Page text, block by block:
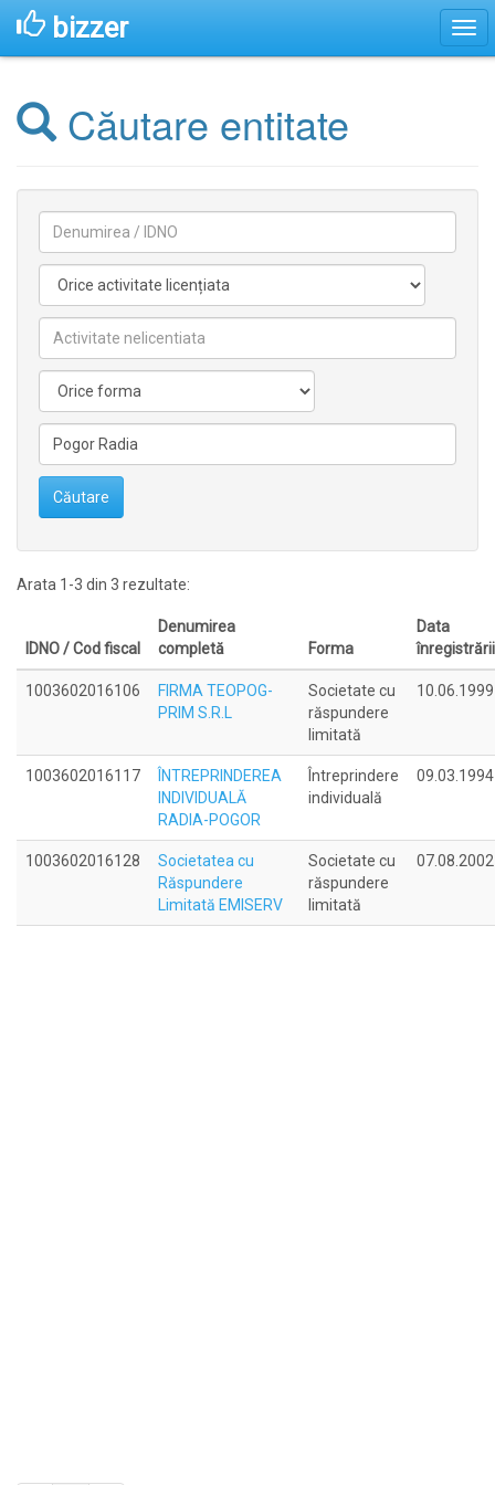
bizzer
Căutare entitate
licentiata
nelicentiata
Căutare
Arata 1-3 din 3 rezultate:
IDNO / Cod fiscal
Denumirea
completă
Forma
Data
înregistrării
1003602016106
FIRMA TEOPOG-
PRIM S.R.L
Societate cu
răspundere
limitată
10.06.1999
1003602016117
ÎNTREPRINDEREA
INDIVIDUALĂ
RADIA-POGOR
Întreprindere
individuală
09.03.1994
1003602016128
Societatea cu
Răspundere
Limitată EMISERV
Societate cu
răspundere
limitată
07.08.2002